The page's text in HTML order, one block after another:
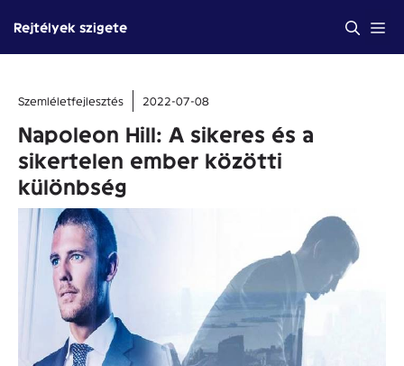
tartalomba
Rejtélyek szigete
Szemléletfejlesztés 2022-07-08
Napoleon Hill: A sikeres és a
sikertelen ember közötti
különbség